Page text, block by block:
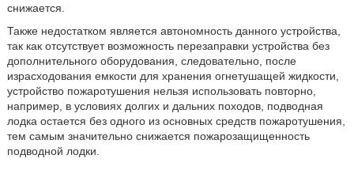
снижается.
Также недостатком является автономность данного устройства,
так как отсутствует возможность перезаправки устройства без
дополнительного оборудования, следовательно, после
израсходования емкости для хранения огнетушащей жидкости,
устройство пожаротушения нельзя использовать повторно,
например, в условиях долгих и дальних походов, подводная
лодка остается без одного из основных средств пожаротушения,
тем самым значительно снижается пожарозащищенность
подводной лодки.